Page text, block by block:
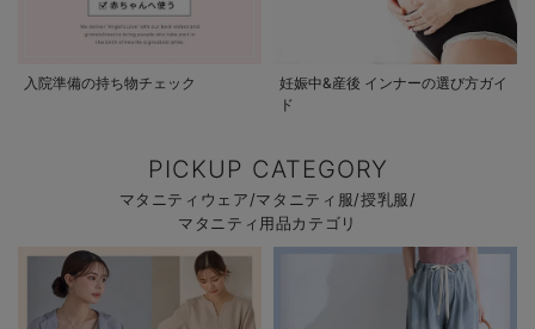
入院準備の持ち物チェック
妊娠中&産後 インナーの選び方ガイ
ド
PICKUP CATEGORY
マタニティウェア/マタニティ服/授乳服/
マタニティ用品カテゴリ